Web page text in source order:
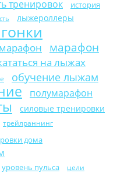
тренировок история
лыжероллеры
марафон
на лыжах
обучение лыжам
полумарафон
силовые тренировки
трейлраннинг
дома
уровень пульса цели